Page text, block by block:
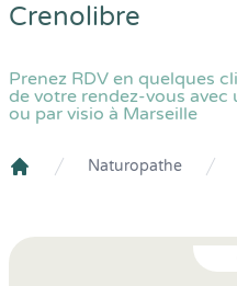
Crenolibre
Prenez RDV en quelques
de votre rendez-vous
ou par visio à Marseille
Naturopathe